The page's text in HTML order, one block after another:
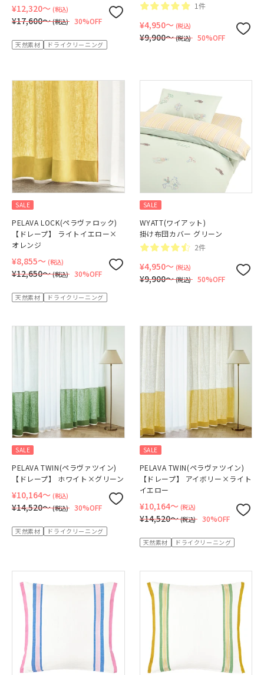
¥12,320〜 (税込)
¥17,600〜(税込) 30%OFF
天然素材 ドライクリーニング
1件
¥4,950〜 (税込)
¥9,900〜(税込) 50%OFF
SALE
PELAVA LOCK(ペラヴァロック)
【ドレープ】 ライトイエロー×
オレンジ
¥8,855〜 (税込)
¥12,650〜(税込) 30%OFF
天然素材 ドライクリーニング
SALE
WYATT(ワイアット)
掛け布団カバー グリーン
2件
¥4,950〜 (税込)
¥9,900〜(税込) 50%OFF
SALE
PELAVA TWIN(ペラヴァツイン)
【ドレープ】 ホワイト×グリーン
¥10,164〜 (税込)
¥14,520〜(税込) 30%OFF
天然素材 ドライクリーニング
SALE
PELAVA TWIN(ペラヴァツイン)
【ドレープ】 アイボリー×ライト
イエロー
¥10,164〜 (税込)
¥14,520〜(税込) 30%OFF
天然素材 ドライクリーニング